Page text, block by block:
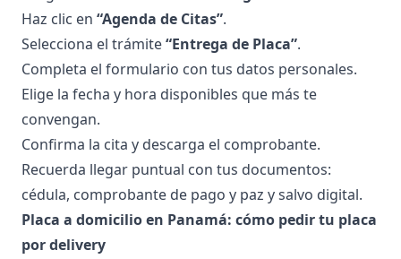
Haz clic en “Agenda de Citas”.
Selecciona el trámite“Entrega de Placa”.
Completa el formulario con tus datos personales.
Elige la fecha y hora disponibles que más te
convengan.
Confirma la cita y descarga el comprobante.
Recuerda llegar puntual con tus documentos:
cédula, comprobante de pago y paz y salvo digital.
Placa a domicilio en Panamá: cómo pedir tu placa
por delivery